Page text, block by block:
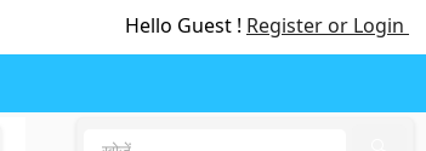
Hello Guest ! Register or Login